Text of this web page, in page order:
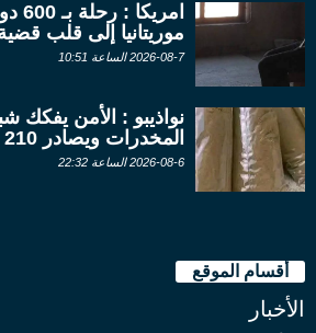
موريتانيا إلى قلب
2026-08-7 الساعة 10:51
نواذيبو : الأمن يفكك
المخدرات ويصادر 210 كلغ من الحشيش
2026-08-6 الساعة 22:32
أقسام الموقع
الأخبار